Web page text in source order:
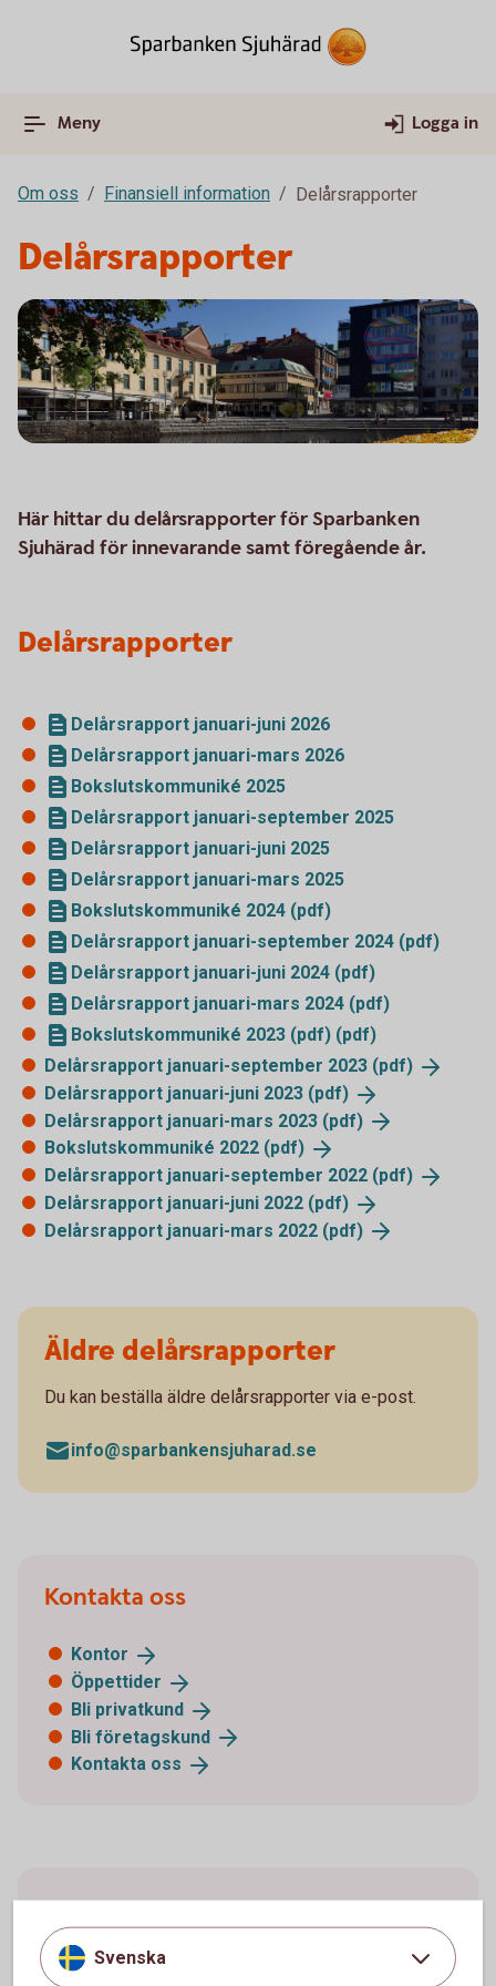
Meny Logga in
Om oss Finansiell information Delårsrapporter
Delårsrapporter
Här hittar du delårsrapporter för Sparbanken
Sjuhärad för innevarande samt föregående år.
Delårsrapporter
Delårsrapport januari-juni 2026
Delårsrapport januari-mars 2026
Bokslutskommuniké 2025
Delårsrapport januari-september 2025
Delårsrapport januari-juni 2025
Delårsrapport januari-mars 2025
Bokslutskommuniké 2024 (pdf)
Delårsrapport januari-september 2024 (pdf)
Delårsrapport januari-juni 2024 (pdf)
Delårsrapport januari-mars 2024 (pdf)
Bokslutskommuniké 2023 (pdf) (pdf)
Delårsrapport januari-september 2023 (pdf)
Delårsrapport januari-juni 2023 (pdf)
Delårsrapport januari-mars 2023 (pdf)
Bokslutskommuniké 2022 (pdf)
Delårsrapport januari-september 2022 (pdf)
Delårsrapport januari-juni 2022 (pdf)
Delårsrapport januari-mars 2022 (pdf)
Äldre delårsrapporter
Du kan beställa äldre delårsrapporter via e-post.
info@sparbankensjuharad.se
Kontakta oss
Kontor
Öppettider
Bli privatkund
Bli företagskund
Kontakta oss
Acrobat Reader
För att kunna öppna pdf:er behöver du Acrobat
Svenska